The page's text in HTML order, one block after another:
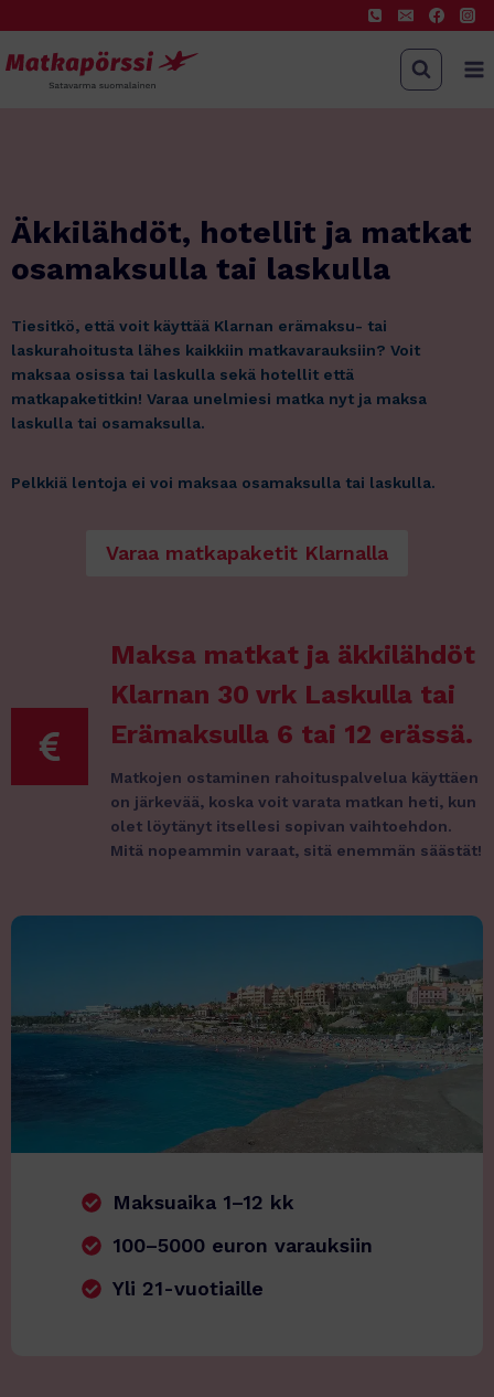
sisältöön
Äkkilähdöt, hotellit ja matkat
osamaksulla tai laskulla
Tiesitkö, että voit käyttää Klarnan erämaksu- tai
laskurahoitusta lähes kaikkiin matkavarauksiin? Voit
maksaa osissa tai laskulla sekä hotellit että
matkapaketitkin! Varaa unelmiesi matka nyt ja maksa
laskulla tai osamaksulla.
Pelkkiä lentoja ei voi maksaa osamaksulla tai laskulla.
Varaa matkapaketit Klarnalla
Maksa matkat ja äkkilähdöt
Klarnan 30 vrk Laskulla tai
Erämaksulla 6 tai 12 erässä.
Matkojen ostaminen rahoituspalvelua käyttäen
on järkevää, koska voit varata matkan heti, kun
olet löytänyt itsellesi sopivan vaihtoehdon.
Mitä nopeammin varaat, sitä enemmän säästät!
Maksuaika 1–12 kk
100–5000 euron varauksiin
Yli 21-vuotiaille